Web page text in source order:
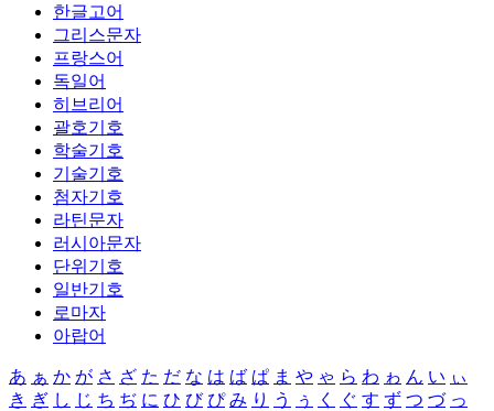
한글고어
그리스문자
프랑스어
독일어
히브리어
괄호기호
학술기호
기술기호
첨자기호
라틴문자
러시아문자
단위기호
일반기호
로마자
아랍어
あ ぁ か が さ ざ た だ な は ば ぱ ま や ゃ ら わ ゎ ん い ぃ
き ぎ し じ ち ぢ に ひ び ぴ み り う ぅ く ぐ す ず つ づ っ